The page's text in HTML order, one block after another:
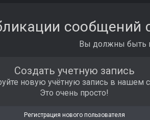
сообщений
Вы должны быть
Создать учетную запись
новую учётную запись в нашем
Это очень просто!
Регистрация нового пользователя